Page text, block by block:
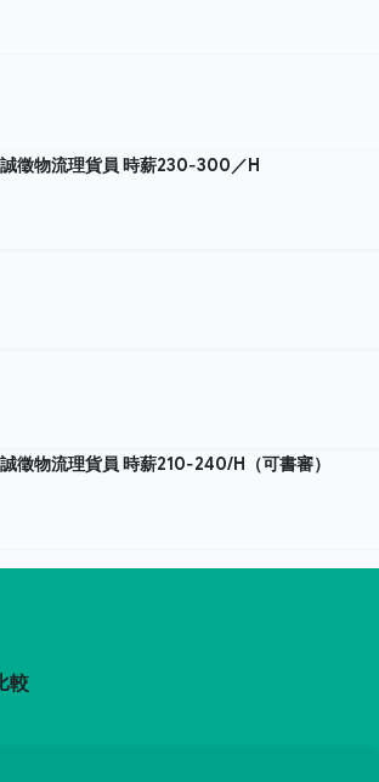
徵物流理貨員 時薪230-300／H
徵物流理貨員 時薪210-240/H（可書審）
較